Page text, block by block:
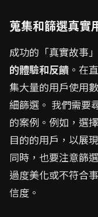
蒐集和篩選真實
成功的「真實故事
的體驗和反饋 。在
集大量的用戶使用
細篩選。 我們需要
的案例。例如，選
目的的用戶，以展
同時，也要注意篩
過度美化或不符合
信度。